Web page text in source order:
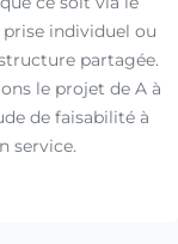
individuel ou
partagée.
le projet de A à
de faisabilité à
service.